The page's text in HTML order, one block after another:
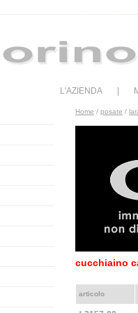
L'AZIENDA
Home / posate /
cucchiaino
articolo